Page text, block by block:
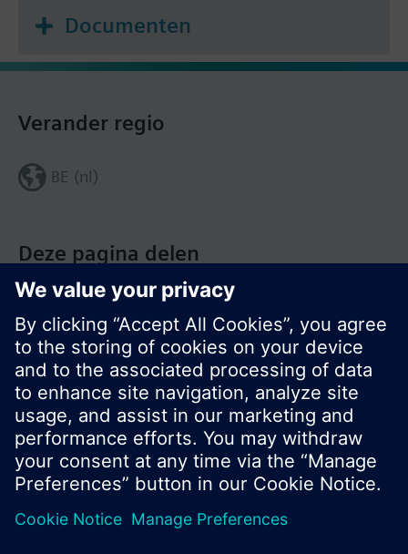
Documenten
Deze pagina delen
Verander regio
BE (nl)
© Siemens Nederland N.V. 2017
Productportfolio en prijzen kunnen variëren per